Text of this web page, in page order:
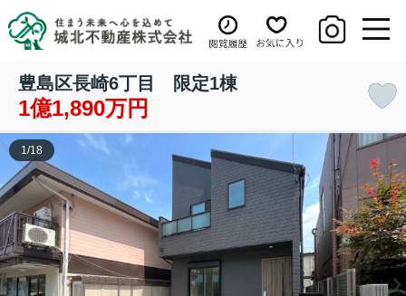
豊島区長崎6丁目 限定1棟
1億1,890万円
1/18